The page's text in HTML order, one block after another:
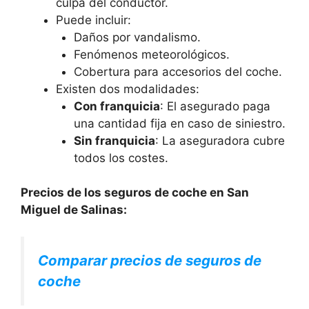
Puede incluir:
Daños por vandalismo.
Fenómenos meteorológicos.
Cobertura para accesorios del coche.
Existen dos modalidades:
Con franquicia: El asegurado paga
una cantidad fija en caso de siniestro.
Sin franquicia: La aseguradora cubre
todos los costes.
Precios de los seguros de coche en San
Miguel de Salinas:
Comparar precios de seguros de
coche